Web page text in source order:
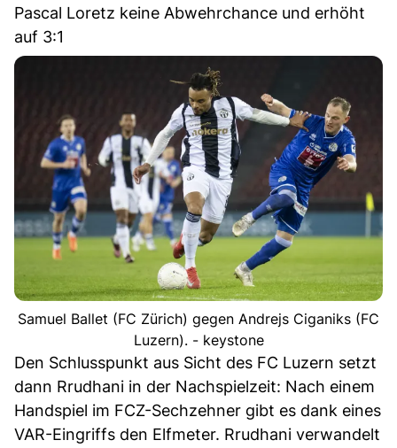
Pascal Loretz keine Abwehrchance und erhöht
auf 3:1
Samuel Ballet (FC Zürich) gegen Andrejs Ciganiks (FC
Luzern). - keystone
Den Schlusspunkt aus Sicht des FC Luzern setzt
dann Rrudhani in der Nachspielzeit: Nach einem
Handspiel im FCZ-Sechzehner gibt es dank eines
VAR-Eingriffs den Elfmeter. Rrudhani verwandelt